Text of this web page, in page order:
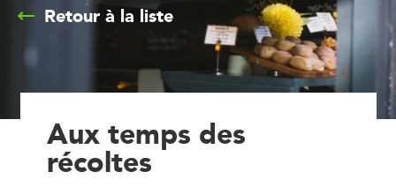
Retour à la liste
Aux temps des
récoltes